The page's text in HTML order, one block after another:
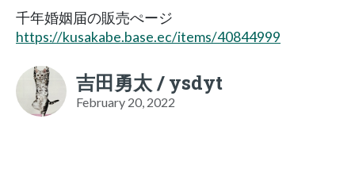
千年婚姻届の販売ぺージ
https://kusakabe.base.ec/items/40844999
吉田勇太 / ysdyt
February 20, 2022